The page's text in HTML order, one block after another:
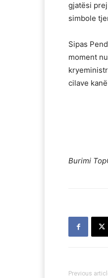
gjatësi
simbole
Sipas
moment
cilave
Burimi
Previous